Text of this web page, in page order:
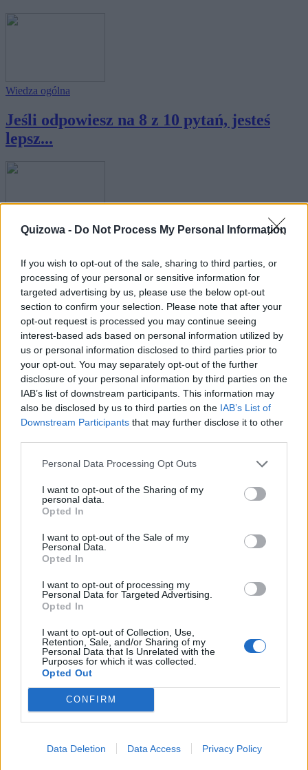
Quizowa - Do Not Process My Personal Information
If you wish to opt-out of the sale, sharing to third parties, or
processing of your personal or sensitive information for
targeted advertising by us, please use the below opt-out
section to confirm your selection. Please note that after your
opt-out request is processed you may continue seeing
interest-based ads based on personal information utilized by
us or personal information disclosed to third parties prior to
your opt-out. You may separately opt-out of the further
disclosure of your personal information by third parties on the
IAB’s list of downstream participants. This information may
also be disclosed by us to third parties on the IAB’s List of
Downstream Participants that may further disclose it to other
Personal Data Processing Opt Outs
I want to opt-out of the Sharing of my
personal data.
Opted In
I want to opt-out of the Sale of my
Personal Data.
Opted In
I want to opt-out of processing my
Personal Data for Targeted Advertising.
Opted In
I want to opt-out of Collection, Use,
Retention, Sale, and/or Sharing of my
Personal Data that Is Unrelated with the
Purposes for which it was collected.
Opted Out
CONFIRM
Data Deletion Data Access Privacy Policy
Wiedza ogólna
Jeśli odpowiesz na 8 z 10 pytań, jesteś
lepsz...
Wiedza ogólna
Zdobędziesz 7/9? Jesteś lepszy niż
większość!
Wiedza ogólna
Statystyczna osoba dostaje w tym quizie 7
Wiedza ogólna
Jeśli zrobisz mniej niż 3 błędy, jesteś
lepsz...
Wiedza ogólna
Średnia to 7/10 - przebijesz ją?